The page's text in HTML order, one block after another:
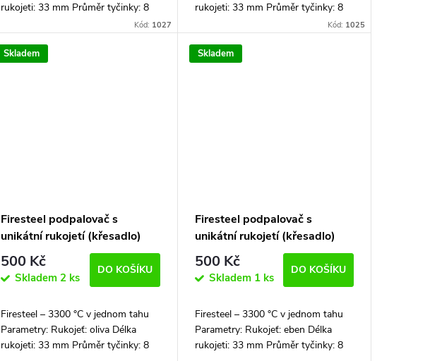
rukojeti: 33 mm Průměr tyčinky: 8
Kód: 1027
rukojeti: 33 mm Průměr tyčinky: 8
Kód: 1025
Skladem
Firesteel podpalovač s
unikátní rukojetí (křesadlo)
500 Kč
Skladem 2 ks
DO KOŠÍKU
Firesteel – 3300 °C v jednom tahu
Parametry: Rukojeť: oliva Délka
rukojeti: 33 mm Průměr tyčinky: 8
Skladem
Firesteel podpalovač s
unikátní rukojetí (křesadlo)
500 Kč
Skladem 1 ks
DO KOŠÍKU
Firesteel – 3300 °C v jednom tahu
Parametry: Rukojeť: eben Délka
rukojeti: 33 mm Průměr tyčinky: 8